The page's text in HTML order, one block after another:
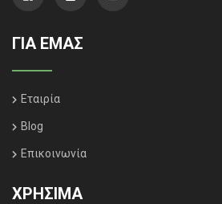
ΓΙΑ ΕΜΑΣ
Εταιρία
Blog
Επικοινωνία
ΧΡΗΣΙΜΑ